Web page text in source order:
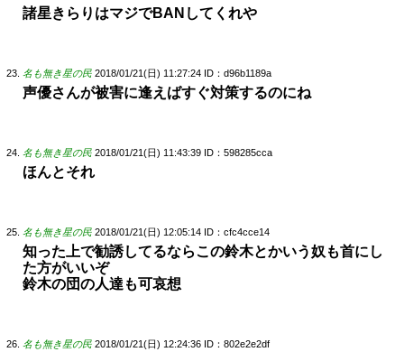
諸星きらりはマジでBANしてくれや
名も無き星の民 2018/01/21(日) 11:27:24 ID：d96b1189a
声優さんが被害に逢えばすぐ対策するのにね
名も無き星の民 2018/01/21(日) 11:43:39 ID：598285cca
ほんとそれ
名も無き星の民 2018/01/21(日) 12:05:14 ID：cfc4cce14
知った上で勧誘してるならこの鈴木とかいう奴も首にし
た方がいいぞ
鈴木の団の人達も可哀想
名も無き星の民 2018/01/21(日) 12:24:36 ID：802e2e2df